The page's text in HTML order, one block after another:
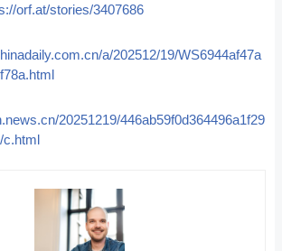
orf.at/stories/3407686
a/202512/19/WS6944af47a
20251219/446ab59f0d364496a1f29
c.html